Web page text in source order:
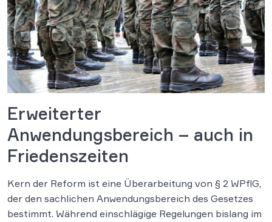
Erweiterter
Anwendungsbereich – auch in
Friedenszeiten
Kern der Reform ist eine Überarbeitung von § 2 WPflG,
der den sachlichen Anwendungsbereich des Gesetzes
bestimmt. Während einschlägige Regelungen bislang im